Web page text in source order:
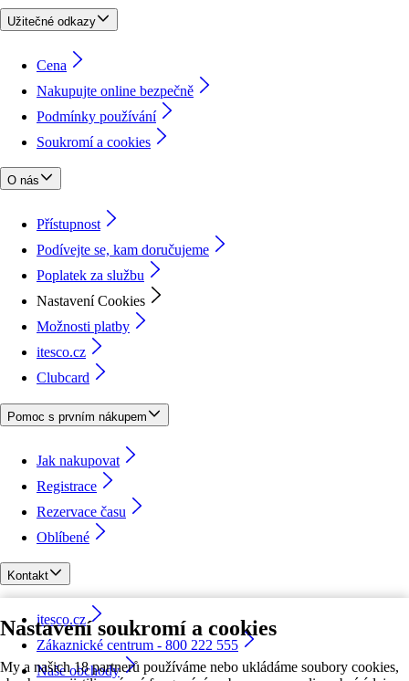
Nastavení soukromí a cookies
My a našich 18 partnerů používáme nebo ukládáme soubory cookies,
Užitečné odkazy
Cena
Nakupujte online bezpečně
Podmínky používání
Soukromí a cookies
O nás
Přístupnost
Podívejte se, kam doručujeme
Poplatek za službu
Nastavení Cookies
Možnosti platby
itesco.cz
Clubcard
Pomoc s prvním nákupem
Jak nakupovat
Registrace
Rezervace času
Oblíbené
Kontakt
itesco.cz
Zákaznické centrum - 800 222 555
Naše obchody